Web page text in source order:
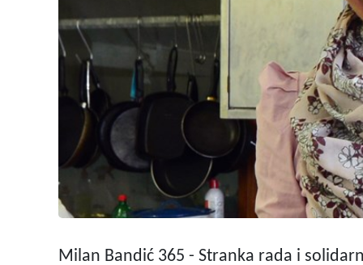
Milan Bandić 365 - Stranka rada i